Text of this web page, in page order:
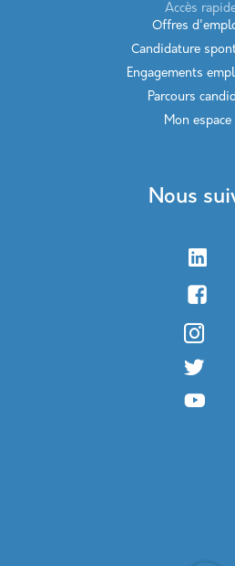
Accès
Offres
Candidature
Engagements
Parcours
Mon espace
Nous